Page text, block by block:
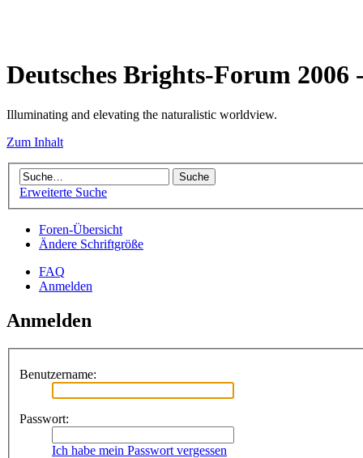
Deutsches Brights-Forum
Illuminating and elevating the naturalistic worldview.
Zum Inhalt
Erweiterte Suche
Foren-Übersicht
Ändere Schriftgröße
FAQ
Anmelden
Anmelden
Benutzername:
Passwort:
Ich habe mein Passwort vergessen